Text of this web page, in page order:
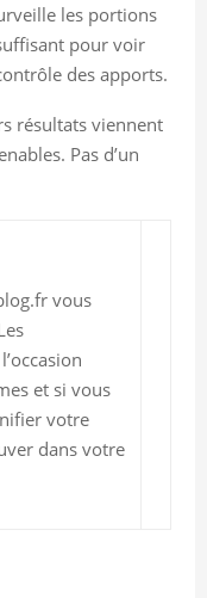
les portions
pour voir
des apports.
résultats viennent
Pas d’un
vous
et si vous
votre
dans votre